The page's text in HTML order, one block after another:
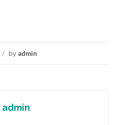
/ by admin
admin